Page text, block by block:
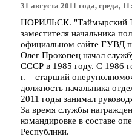
31 августа 2011 года, среда,
НОРИЛЬСК. "Таймырский
заместителя начальника
официальном сайте ГУВД
Олег Прокопец начал
СССР в 1985 году. С 1986
г. – старший
должность начальника
2011 годы занимал
За время службы
командировке в составе
Республики.